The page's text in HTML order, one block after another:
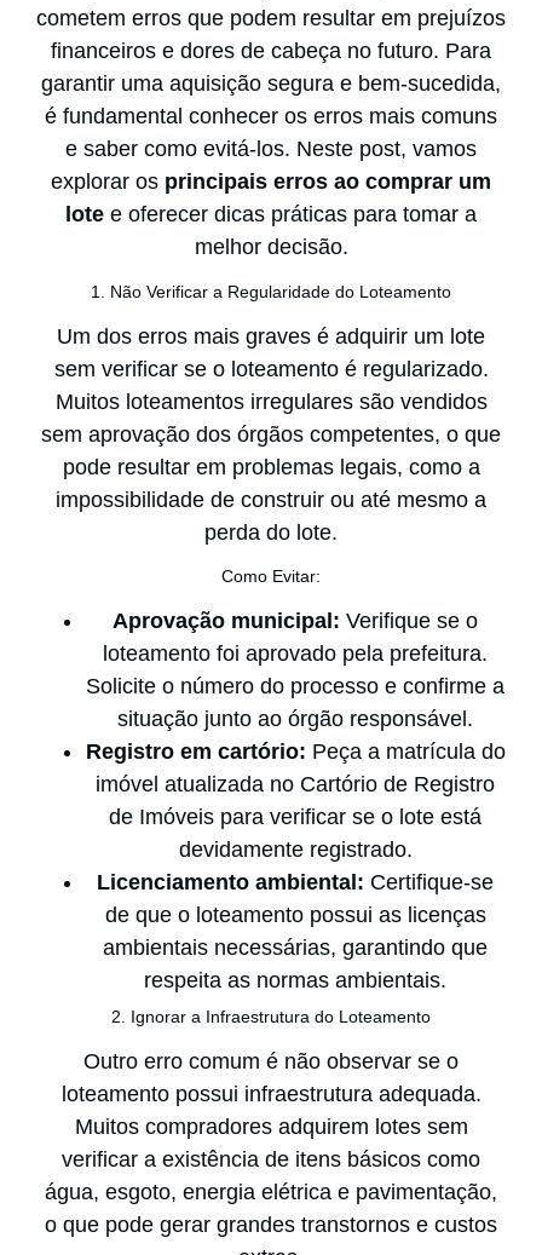
cometem erros que podem resultar em prejuízos
financeiros e dores de cabeça no futuro. Para
garantir uma aquisição segura e bem-sucedida,
é fundamental conhecer os erros mais comuns
e saber como evitá-los. Neste post, vamos
explorar os principais erros ao comprar um
lote e oferecer dicas práticas para tomar a
melhor decisão.
1. Não Verificar a Regularidade do Loteamento
Um dos erros mais graves é adquirir um lote
sem verificar se o loteamento é regularizado.
Muitos loteamentos irregulares são vendidos
sem aprovação dos órgãos competentes, o que
pode resultar em problemas legais, como a
impossibilidade de construir ou até mesmo a
perda do lote.
Como Evitar:
Aprovação municipal: Verifique se o
loteamento foi aprovado pela prefeitura.
Solicite o número do processo e confirme a
situação junto ao órgão responsável.
Registro em cartório: Peça a matrícula do
imóvel atualizada no Cartório de Registro
de Imóveis para verificar se o lote está
devidamente registrado.
Licenciamento ambiental: Certifique-se
de que o loteamento possui as licenças
ambientais necessárias, garantindo que
respeita as normas ambientais.
2. Ignorar a Infraestrutura do Loteamento
Outro erro comum é não observar se o
loteamento possui infraestrutura adequada.
Muitos compradores adquirem lotes sem
verificar a existência de itens básicos como
água, esgoto, energia elétrica e pavimentação,
o que pode gerar grandes transtornos e custos